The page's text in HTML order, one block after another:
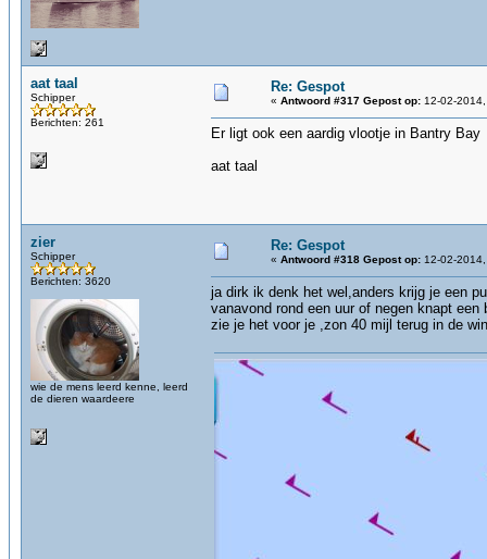
aat taal
Schipper
Berichten: 261
Re: Gespot
« Antwoord #317 Gepost op: 12-02-
Er ligt ook een aardig vlootje in Bantry Bay
aat taal
zier
Schipper
Berichten: 3620
wie de mens leerd kenne, leerd
de dieren waardeere
Re: Gespot
« Antwoord #318 Gepost op: 12-02-
ja dirk ik denk het wel,anders krijg je een
vanavond rond een uur of negen knapt een
zie je het voor je ,zon 40 mijl terug in de